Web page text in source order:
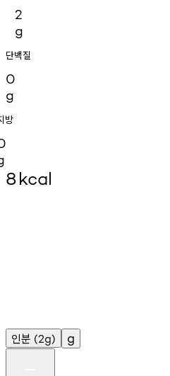
2
g
단백질
0
g
방
8kcal
인분 (2g) g